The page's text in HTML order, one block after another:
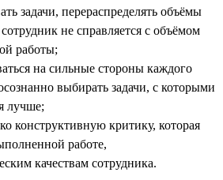
задачи, перераспределять объёмы
не справляется с объёмом
работы;
на сильные стороны каждого
выбирать задачи, с которыми
лучше;
конструктивную критику, которая
работе,
качествам сотрудника.